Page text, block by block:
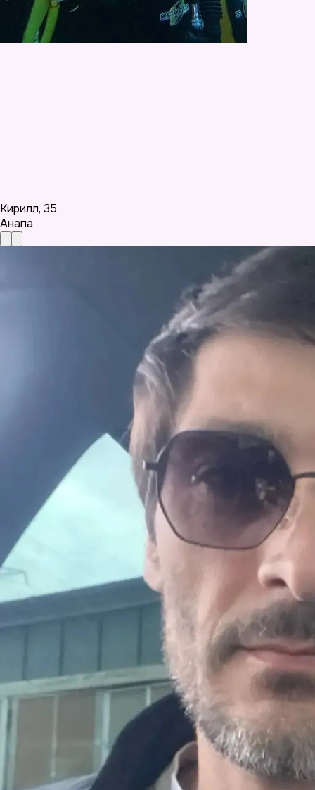
Кирилл, 35
Анапа